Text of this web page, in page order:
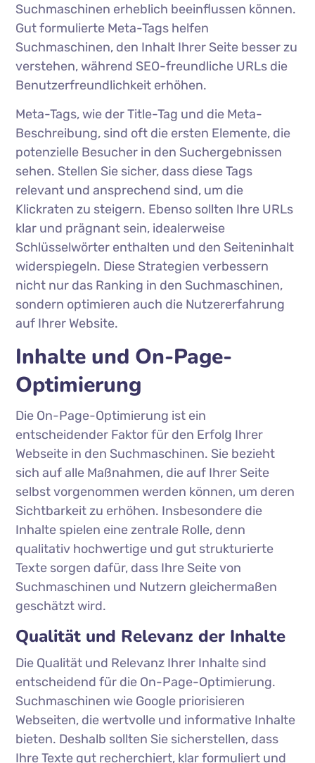
Suchmaschinen erheblich beeinflussen können.
Gut formulierte Meta-Tags helfen
Suchmaschinen, den Inhalt Ihrer Seite besser zu
verstehen, während SEO-freundliche URLs die
Benutzerfreundlichkeit erhöhen.
Meta-Tags, wie der Title-Tag und die Meta-
Beschreibung, sind oft die ersten Elemente, die
potenzielle Besucher in den Suchergebnissen
sehen. Stellen Sie sicher, dass diese Tags
relevant und ansprechend sind, um die
Klickraten zu steigern. Ebenso sollten Ihre URLs
klar und prägnant sein, idealerweise
Schlüsselwörter enthalten und den Seiteninhalt
widerspiegeln. Diese Strategien verbessern
nicht nur das Ranking in den Suchmaschinen,
sondern optimieren auch die Nutzererfahrung
auf Ihrer Website.
Inhalte und On-Page-
Optimierung
Die On-Page-Optimierung ist ein
entscheidender Faktor für den Erfolg Ihrer
Webseite in den Suchmaschinen. Sie bezieht
sich auf alle Maßnahmen, die auf Ihrer Seite
selbst vorgenommen werden können, um deren
Sichtbarkeit zu erhöhen. Insbesondere die
Inhalte spielen eine zentrale Rolle, denn
qualitativ hochwertige und gut strukturierte
Texte sorgen dafür, dass Ihre Seite von
Suchmaschinen und Nutzern gleichermaßen
geschätzt wird.
Qualität und Relevanz der Inhalte
Die Qualität und Relevanz Ihrer Inhalte sind
entscheidend für die On-Page-Optimierung.
Suchmaschinen wie Google priorisieren
Webseiten, die wertvolle und informative Inhalte
bieten. Deshalb sollten Sie sicherstellen, dass
Ihre Texte gut recherchiert, klar formuliert und